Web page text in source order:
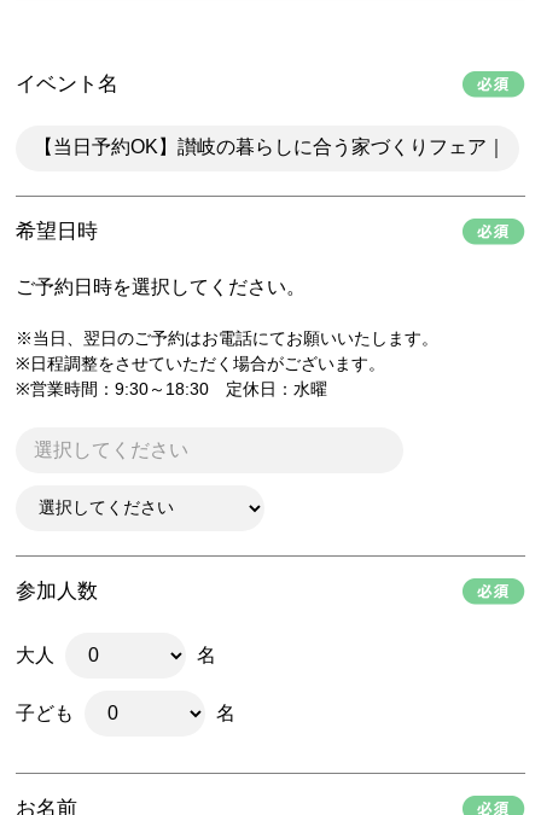
イベント名
希望日時
ご予約日時を選択してください。
※当日、翌日のご予約はお電話にてお願いいたします。
※日程調整をさせていただく場合がございます。
※営業時間：9:30～18:30 定休日：水曜
参加人数
大人 名
子ども 名
お名前